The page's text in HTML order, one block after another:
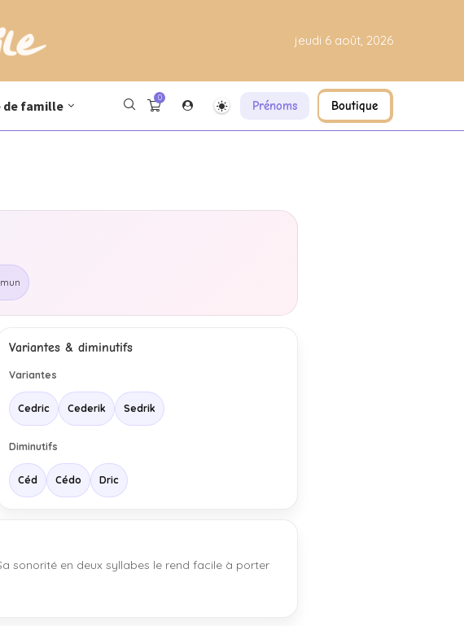
jeudi 6 août, 2026
de famille
0
Prénoms Boutique
Variantes & diminutifs
Variantes
Cedric Cederik Sedrik
Diminutifs
Céd Cédo Dric
sonorité en deux syllabes le rend facile à porter